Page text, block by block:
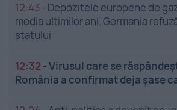
12:43 - Depozitele europene de
media ultimilor ani. Germania
statului
12:32 -Virusul care se
România a confirmat deja șase